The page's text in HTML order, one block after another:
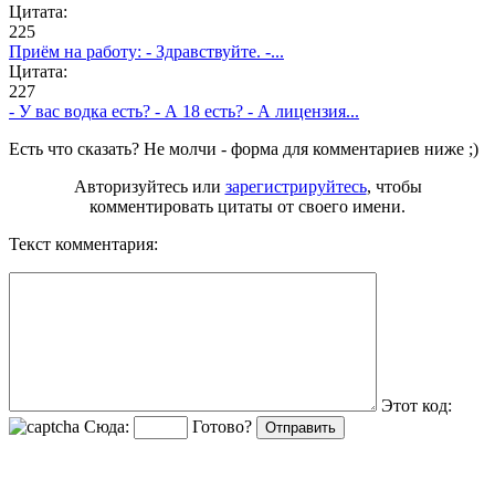
Цитата:
225
Приём на работу: - Здравствуйте. -...
Цитата:
227
- У вас водка есть? - А 18 есть? - А лицензия...
Есть что сказать? Не молчи - форма для комментариев ниже ;)
Авторизуйтесь или зарегистрируйтесь, чтобы
комментировать цитаты от своего имени.
Текст комментария:
Этот код:
Сюда:
Готово?